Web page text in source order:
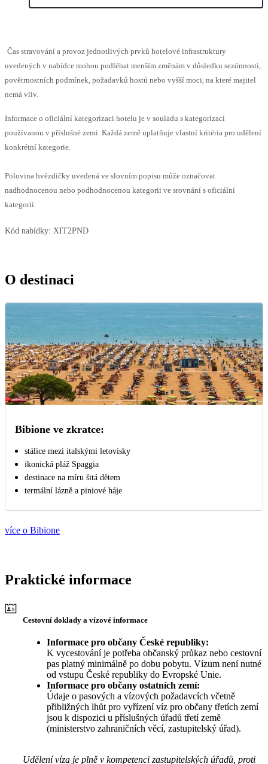
Čas stravování a provoz jednotlivých prvků hotelové infrastruktury
uvedených v nabídce mohou podléhat menším změnám v důsledku sezónnosti,
povětrnostních podmínek, požadavků hostů nebo vyšší moci, na které majitel
nemá vliv.
Informace o oficiální kategorizaci hotelu je v souladu s kategorizací
používanou v příslušné zemi. Každá země uplatňuje vlastní kritéria pro udělení
konkrétní kategorie.
Polovina hvězdičky uvedená ve slovním popisu může označovat
nadhodnocenou nebo podhodnocenou kategorii ve srovnání s oficiální
kategorií.
Kód nabídky: XIT2PND
O destinaci
Bibione ve zkratce:
stálice mezi italskými letovisky
ikonická pláž Spaggia
destinace na míru šitá dětem
termální lázně a piniové háje
více o Bibione
Praktické informace
Cestovní doklady a vízové informace
Informace pro občany České republiky:
K vycestování je potřeba občanský průkaz nebo cestovní
pas platný minimálně po dobu pobytu. Vízum není nutné
od vstupu České republiky do Evropské Unie.
Informace pro občany ostatních zemí:
Údaje o pasových a vízových požadavcích včetně
přibližných lhůt pro vyřízení víz pro občany třetích zemí
jsou k dispozici u příslušných úřadů třetí země
(ministerstvo zahraničních věcí, zastupitelský úřad).
Udělení víza je plně v kompetenci zastupitelských úřadů, proti